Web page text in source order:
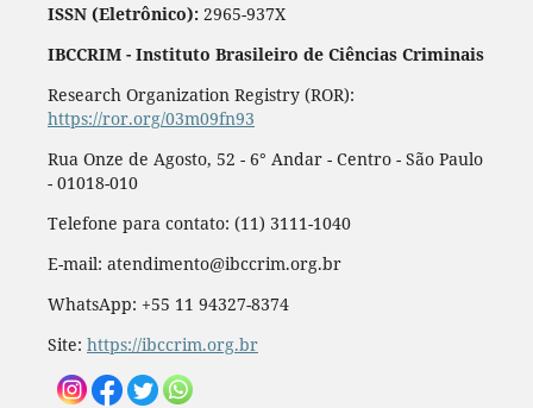
ISSN (Eletrônico):2965-937X
IBCCRIM - Instituto Brasileiro de Ciências Criminais
Research Organization Registry (ROR):
https://ror.org/03m09fn93
Rua Onze de Agosto, 52 - 6° Andar - Centro - São Paulo
- 01018-010
Telefone para contato: (11) 3111-1040
E-mail: atendimento@ibccrim.org.br
WhatsApp: +55 11 94327-8374
Site: https://ibccrim.org.br